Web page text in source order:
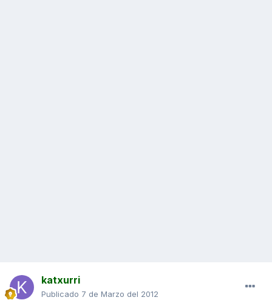
katxurri
Publicado 7 de Marzo del 2012